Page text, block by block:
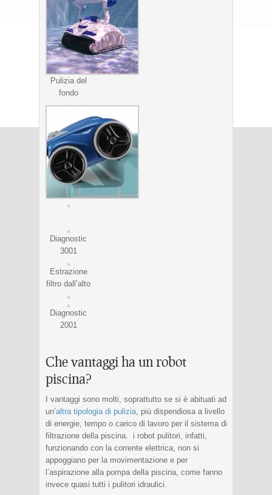
Pulizia del
fondo
Diagnostic
3001
Estrazione
filtro dall’alto
Diagnostic
2001
Che vantaggi ha un robot
piscina?
I vantaggi sono molti, soprattutto se si è abituati ad
un’altra tipologia di pulizia, più dispendiosa a livello
di energie, tempo o carico di lavoro per il sistema di
filtrazione della piscina. i robot pulitori, infatti,
funzionando con la corrente elettrica, non si
appoggiano per la movimentazione e per
l’aspirazione alla pompa della piscina, come fanno
invece quasi tutti i pulitori idraulici.